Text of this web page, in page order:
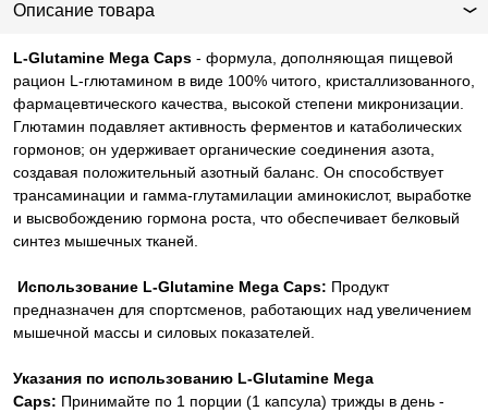
Описание товара
L-Glutamine Mega Caps - формула, дополняющая пищевой
рацион L-глютамином в виде 100% читого, кристаллизованного,
фармацевтического качества, высокой степени микронизации.
Глютамин подавляет активность ферментов и катаболических
гормонов; он удерживает органические соединения азота,
создавая положительный азотный баланс. Он способствует
трансаминации и гамма-глутамилации аминокислот, выработке
и высвобождению гормона роста, что обеспечивает белковый
синтез мышечных тканей.
Использование L-Glutamine Mega Caps: Продукт
предназначен для спортсменов, работающих над увеличением
мышечной массы и силовых показателей.
Указания по использованию L-Glutamine Mega
Caps: Принимайте по 1 порции (1 капсула) трижды в день -